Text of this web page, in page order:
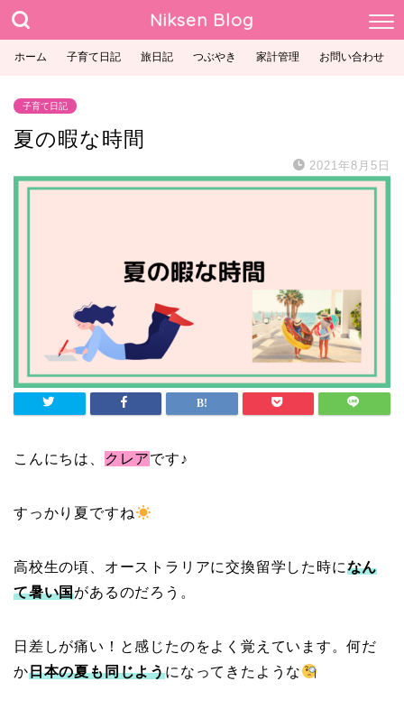
Niksen Blog
ホーム 子育て日記 旅日記 つぶやき 家計管理 お問い合わせ
子育て日記
夏の暇な時間
2021年8月5日
こんにちは、 クレアです♪
すっかり夏ですね
高校生の頃、オーストラリアに交換留学した時になん
て暑い国があるのだろう。
日差しが痛い！と感じたのをよく覚えています。何だ
か日本の夏も同じようになってきたような